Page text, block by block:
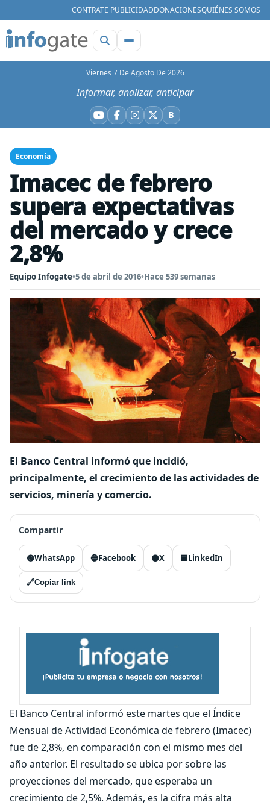
CONTRATE PUBLICIDADDONACIONESQUIÉNES SOMOS
Viernes 7 De Agosto De 2026
Informar, analizar, anticipar
YouTube
Facebook
Instagram
X BBluesky
Economía
Imacec de febrero
supera expectativas
del mercado y crece
2,8%
Equipo Infogate•5 de abril de 2016•Hace 539 semanas
El Banco Central informó que incidió,
principalmente, el crecimiento de las actividades de
servicios, minería y comercio.
Compartir
🟢WhatsApp 🔵Facebook ⚫X 🟦LinkedIn
🔗Copiar link
El Banco Central informó este martes que el Índice
Mensual de Actividad Económica de febrero (Imacec)
fue de 2,8%, en comparación con el mismo mes del
año anterior. El resultado se ubica por sobre las
proyecciones del mercado, que esperaba un
crecimiento de 2,5%. Además, es la cifra más alta